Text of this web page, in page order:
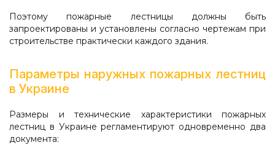
Поэтому пожарные лестницы должны быть
запроектированы и установлены согласно чертежам при
строительстве практически каждого здания.
Параметры наружных пожарных лестниц
в Украине
Размеры и технические характеристики пожарных
лестниц в Украине регламентируют одновременно два
документа: